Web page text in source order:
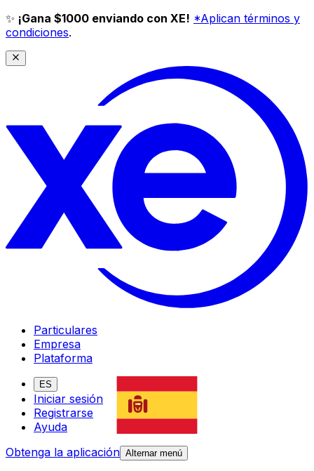
✨ ¡Gana $1000 enviando con XE! *Aplican términos y
condiciones.
Particulares
Empresa
Plataforma
ES
Iniciar sesión
Registrarse
Ayuda
Obtenga la aplicación Alternar menú